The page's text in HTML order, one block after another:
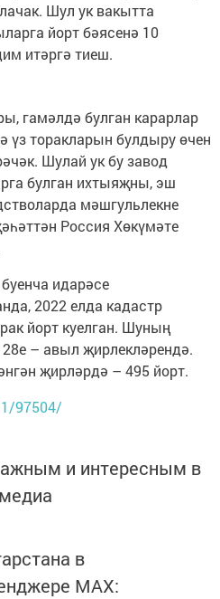
Шул ук вакытта
йорт бәясенә 10
итәргә тиеш.
гамәлдә булган карарлар
үз торакларын булдыру өчен
Шулай ук бу завод
булган ихтыяҗны, эш
мәшгульлекне
Россия Хөкүмәте
идарәсе
2022 елда кадастр
йорт куелган. Шуның
– авыл җирлекләрендә.
җирләрдә – 495 йорт.
97504/
и интересным в
в
MАХ: